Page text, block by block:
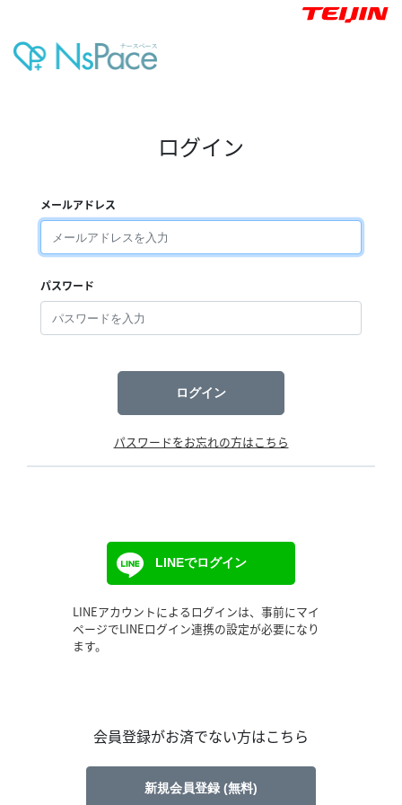
ログイン
メールアドレス
パスワード
ログイン
パスワードをお忘れの方はこちら
LINEでログイン
LINEアカウントによるログインは、事前にマイ
ページでLINEログイン連携の設定が必要になり
ます。
会員登録がお済でない方はこちら
新規会員登録 (無料)